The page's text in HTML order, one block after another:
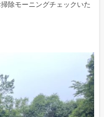
除モーニングチェックいた